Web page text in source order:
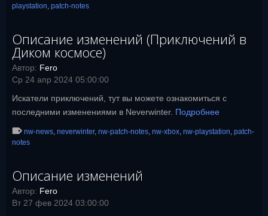
playstation, patch-notes
Описание изменений (Приключений в
Диком космосе)
Автор: Fero
Ср 24 апр 2024 05:00:00
Искатели приключений, тут вы можете ознакомиться с
последними изменениями в Neverwinter. Подробнее
nw-news, neverwinter, nw-patch-notes, nw-xbox, nw-playstation, patch-
notes
Описание изменений
Автор: Fero
Вт 27 фев 2024 03:00:00